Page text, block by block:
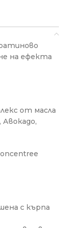
на ефекта
от масла
Авокадо,
с кърпа